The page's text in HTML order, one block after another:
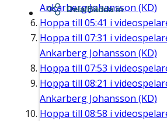
Ankarberg Johansson (KD)
Hoppa till 05:41 i
Hoppa till 07:31 i
Ankarberg Johansson (KD)
Hoppa till 07:53 i
Hoppa till 08:21 i
Ankarberg Johansson (KD)
Hoppa till 08:58 i
Dela/Bädda in